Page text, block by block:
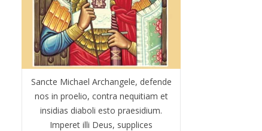
Sancte Michael Archangele, defende
nos in proelio, contra nequitiam et
insidias diaboli esto praesidium.
Imperet illi Deus, supplices